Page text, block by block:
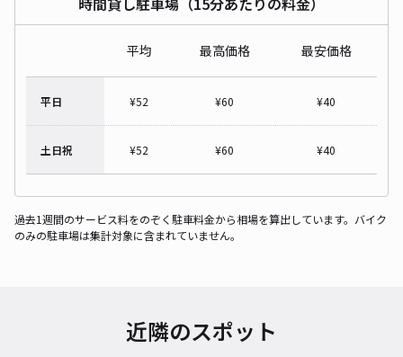
平均 最高価格 最安価格
平日 ¥52 ¥60 ¥40
土日祝 ¥52 ¥60 ¥40
過去1週間のサービス料をのぞく駐車料金から相場を算出しています。バイク
のみの駐車場は集計対象に含まれていません。
近隣のスポット